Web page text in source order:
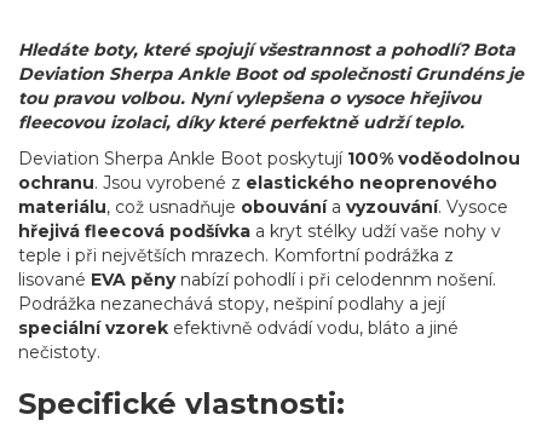
Hledáte boty, které spojují všestrannost a pohodlí? Bota
Deviation Sherpa Ankle Boot od společnosti Grundéns je
tou pravou volbou. Nyní vylepšena o vysoce hřejivou
fleecovou izolaci, díky které perfektně udrží teplo.
Deviation Sherpa Ankle Boot poskytují 100% voděodolnou
ochranu. Jsou vyrobené z elastického neoprenového
materiálu, což usnadňuje obouvání a vyzouvání. Vysoce
hřejivá fleecová podšívka a kryt stélky udží vaše nohy v
teple i při největších mrazech. Komfortní podrážka z
lisované EVA pěny nabízí pohodlí i při celodennm nošení.
Podrážka nezanechává stopy, nešpiní podlahy a její
speciální vzorek efektivně odvádí vodu, bláto a jiné
nečistoty.
Specifické vlastnosti: